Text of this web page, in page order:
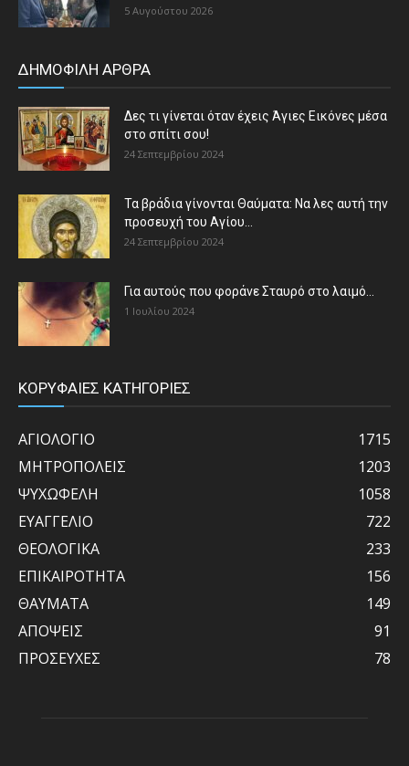
5 Αυγούστου 2026
ΔΗΜΟΦΙΛΗ ΑΡΘΡΑ
Δες τι γίνεται όταν έχεις Άγιες Εικόνες μέσα
στο σπίτι σου!
24 Σεπτεμβρίου 2024
Τα βράδια γίνονται Θαύματα: Να λες αυτή την
προσευχή του Αγίου...
24 Σεπτεμβρίου 2024
Για αυτούς που φοράνε Σταυρό στο λαιμό…
1 Ιουλίου 2024
ΚΟΡΥΦΑΙΕΣ ΚΑΤΗΓΟΡΙΕΣ
ΑΓΙΟΛΟΓΙΟ
1715
ΜΗΤΡΟΠΟΛΕΙΣ
1203
ΨΥΧΩΦΕΛΗ
1058
ΕΥΑΓΓΕΛΙΟ
722
ΘΕΟΛΟΓΙΚΑ
233
ΕΠΙΚΑΙΡΟΤΗΤΑ
156
ΘΑΥΜΑΤΑ
149
ΑΠΟΨΕΙΣ
91
ΠΡΟΣΕΥΧΕΣ
78